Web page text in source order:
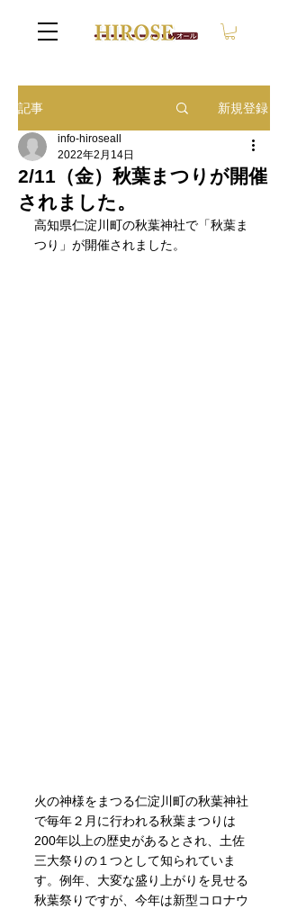
記事 新規登録
2/11（金）秋葉まつりが開催
されました。
info-hiroseall
2022年2月14日
高知県仁淀川町の秋葉神社で「秋葉ま
つり」が開催されました。
火の神様をまつる仁淀川町の秋葉神社
で毎年２月に行われる秋葉まつりは
200年以上の歴史があるとされ、土佐
三大祭りの１つとして知られていま
す。例年、大変な盛り上がりを見せる
秋葉祭りですが、今年は新型コロナウ